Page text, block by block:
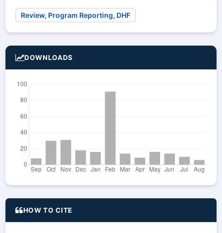
Review, Program Reporting, DHF
DOWNLOADS
HOW TO CITE